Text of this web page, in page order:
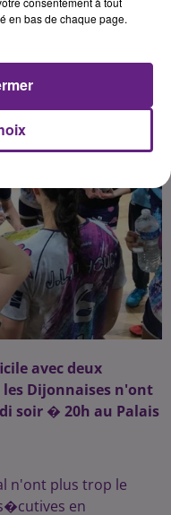
par journal1
avec deux
Dijonnaises n'ont
soir � 20h au Palais
n'ont plus trop le
en
en bas de chaque page.